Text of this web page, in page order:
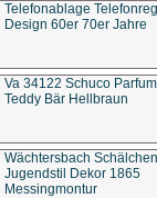
Telefonablage
Design 60er 70er Jahre
Va 34122 Schuco
Teddy Bär Hellbraun
Wächtersbach Schälchen
Jugendstil Dekor 1865
Messingmontur